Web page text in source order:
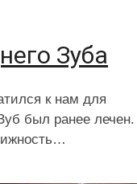
Зуба
к нам для
был ранее лечен.